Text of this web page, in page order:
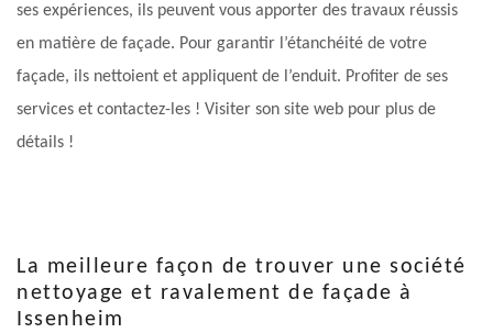
ses expériences, ils peuvent vous apporter des travaux réussis
en matière de façade. Pour garantir l’étanchéité de votre
façade, ils nettoient et appliquent de l’enduit. Profiter de ses
services et contactez-les ! Visiter son site web pour plus de
détails !
La meilleure façon de trouver une société
nettoyage et ravalement de façade à
Issenheim